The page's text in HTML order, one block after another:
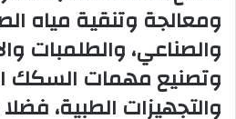
ومعالجة وتنقية مياه
والصناعي، والطلمبات
وتصنيع مهمات السكك
والتجهيزات الطبية،